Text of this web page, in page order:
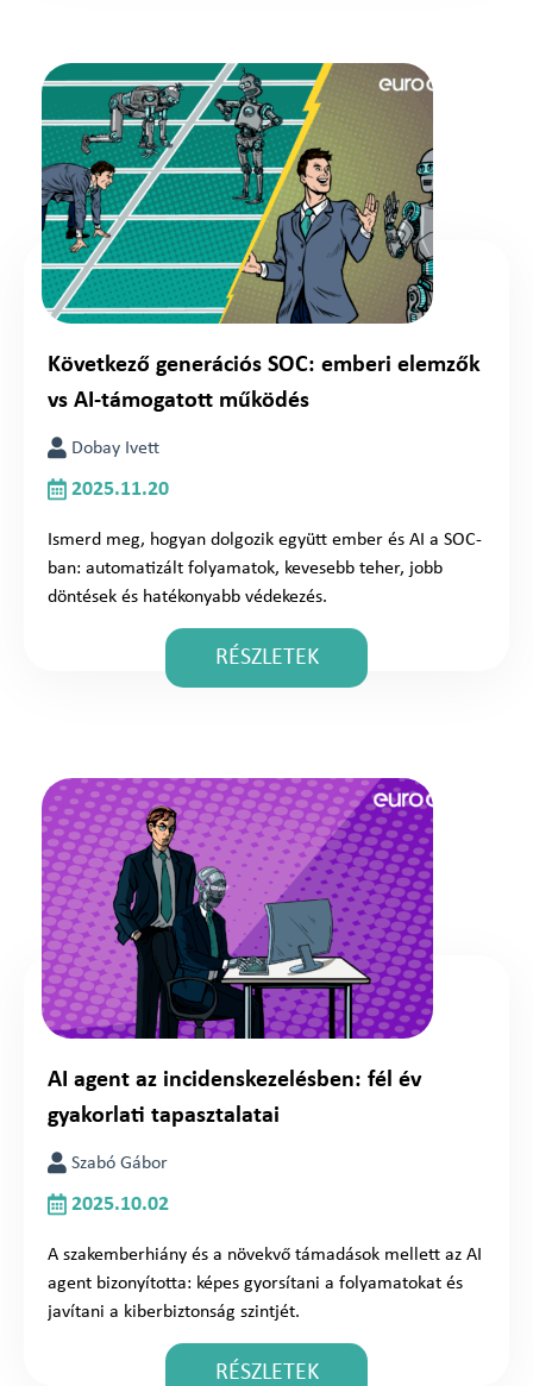
Következő generációs SOC: emberi elemzők
vs AI-támogatott működés
Dobay Ivett
2025.11.20
Ismerd meg, hogyan dolgozik együtt ember és AI a SOC-
ban: automatizált folyamatok, kevesebb teher, jobb
döntések és hatékonyabb védekezés.
RÉSZLETEK
AI agent az incidenskezelésben: fél év
gyakorlati tapasztalatai
Szabó Gábor
2025.10.02
A szakemberhiány és a növekvő támadások mellett az AI
agent bizonyította: képes gyorsítani a folyamatokat és
javítani a kiberbiztonság szintjét.
RÉSZLETEK